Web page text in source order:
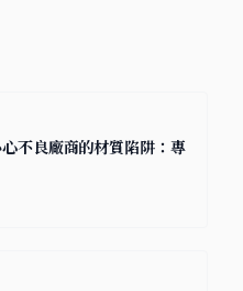
不良廠商的材質陷阱：專